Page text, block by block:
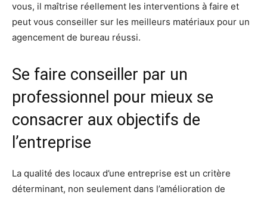
vous, il maîtrise réellement les interventions à faire et
peut vous conseiller sur les meilleurs matériaux pour un
agencement de bureau réussi.
Se faire conseiller par un
professionnel pour mieux se
consacrer aux objectifs de
l’entreprise
La qualité des locaux d’une entreprise est un critère
déterminant, non seulement dans l’amélioration de